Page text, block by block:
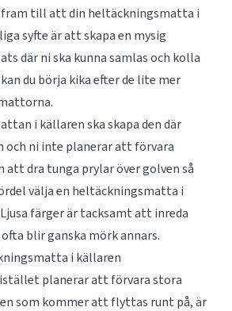
fram till att din heltäckningsmatta i
syfte är att skapa en mysig
där ni ska kunna samlas och kolla
du börja kika efter de lite mer
i källaren ska skapa den där
och ni inte planerar att förvara
att dra tunga prylar över golven så
välja en heltäckningsmatta i
färger är tacksamt att inreda
blir ganska mörk annars.
i källaren
planerar att förvara stora
som kommer att flyttas runt på, är